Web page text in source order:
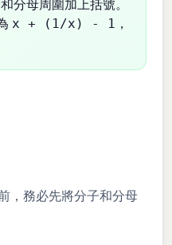
分母周圍加上括號。
x + (1/x) - 1 ，
，務必先將分子和分母